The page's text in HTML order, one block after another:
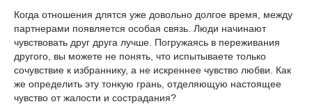
Когда отношения длятся уже довольно долгое время, между
партнерами появляется особая связь. Люди начинают
чувствовать друг друга лучше. Погружаясь в переживания
другого, вы можете не понять, что испытываете только
сочувствие к избраннику, а не искреннее чувство любви. Как
же определить эту тонкую грань, отделяющую настоящее
чувство от жалости и сострадания?